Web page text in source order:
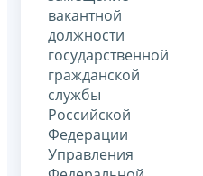
вакантной
должности
государственной
гражданской
службы
Российской
Федерации
Управления